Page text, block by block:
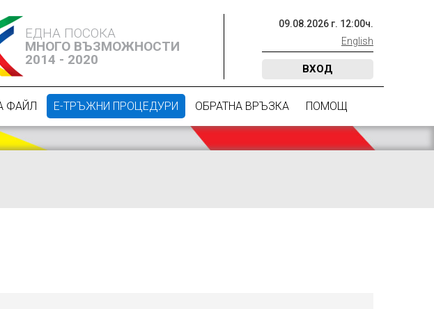
ЕДНА ПОСОКА
МНОГО ВЪЗМОЖНОСТИ
2014 - 2020
09.08.2026 г. 12:00ч.
English
ВХОД
ФАЙЛ Е-ТРЪЖНИ ПРОЦЕДУРИ ОБРАТНА ВРЪЗКА ПОМОЩ